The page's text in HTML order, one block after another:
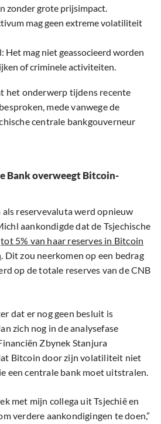
zonder grote prijsimpact.
mag geen extreme volatiliteit
Het mag niet geassocieerd worden
of criminele activiteiten.
het onderwerp tijdens recente
mede vanwege de
centrale bankgouverneur
Bank overweegt Bitcoin-
reservevaluta werd opnieuw
aankondigde dat de Tsjechische
tot 5% van haar reserves in Bitcoin
. Dit zou neerkomen op een bedrag
op de totale reserves van de CNB
dat er nog geen besluit is
zich nog in de analysefase
Zbynek Stanjura
Bitcoin door zijn volatiliteit niet
een centrale bank moet uitstralen.
met mijn collega uit Tsjechië en
verdere aankondigingen te doen,”